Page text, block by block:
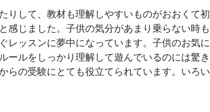
りして、教材も理解しやすいものがおおくて初
感じました。子供の気分があまり乗らない時も
レッスンに夢中になっています。子供のお気に
ールをしっかり理解して遊んでいるのには驚き
らの受験にとても役立てられています。いろい